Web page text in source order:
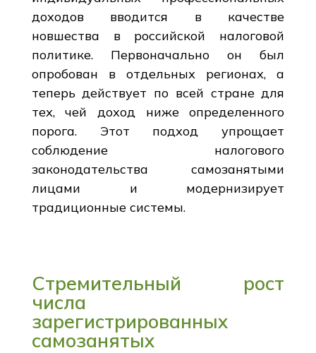
доходов вводится в качестве
новшества в российской налоговой
политике. Первоначально он был
опробован в отдельных регионах, а
теперь действует по всей стране для
тех, чей доход ниже определенного
порога. Этот подход упрощает
соблюдение налогового
законодательства самозанятыми
лицами и модернизирует
традиционные системы.
Стремительный рост
числа
зарегистрированных
самозанятых